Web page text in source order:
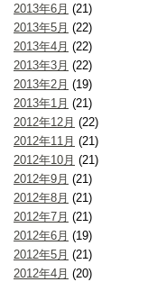
2013年6月 (21)
2013年5月 (22)
2013年4月 (22)
2013年3月 (22)
2013年2月 (19)
2013年1月 (21)
2012年12月 (22)
2012年11月 (21)
2012年10月 (21)
2012年9月 (21)
2012年8月 (21)
2012年7月 (21)
2012年6月 (19)
2012年5月 (21)
2012年4月 (20)